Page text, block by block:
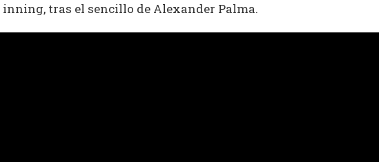
inning, tras el sencillo de Alexander Palma.